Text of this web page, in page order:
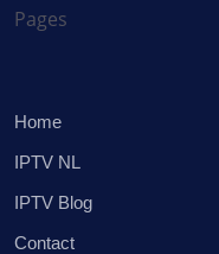
Pages
Home
IPTV NL
IPTV Blog
Contact